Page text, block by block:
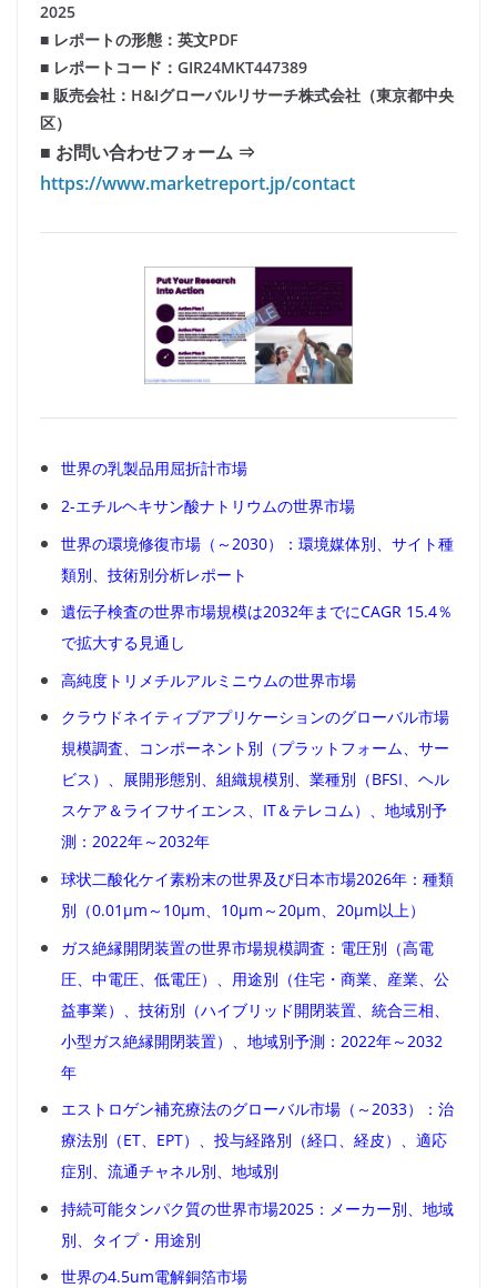
2025
■ レポートの形態：英文PDF
■ レポートコード：GIR24MKT447389
■ 販売会社：H&Iグローバルリサーチ株式会社（東京都中央
区）
■ お問い合わせフォーム ⇒
https://www.marketreport.jp/contact
世界の乳製品用屈折計市場
2-エチルヘキサン酸ナトリウムの世界市場
世界の環境修復市場（～2030）：環境媒体別、サイト種
類別、技術別分析レポート
遺伝子検査の世界市場規模は2032年までにCAGR 15.4％
で拡大する見通し
高純度トリメチルアルミニウムの世界市場
クラウドネイティブアプリケーションのグローバル市場
規模調査、コンポーネント別（プラットフォーム、サー
ビス）、展開形態別、組織規模別、業種別（BFSI、ヘル
スケア＆ライフサイエンス、IT＆テレコム）、地域別予
測：2022年～2032年
球状二酸化ケイ素粉末の世界及び日本市場2026年：種類
別（0.01μm～10μm、10μm～20μm、20μm以上）
ガス絶縁開閉装置の世界市場規模調査：電圧別（高電
圧、中電圧、低電圧）、用途別（住宅・商業、産業、公
益事業）、技術別（ハイブリッド開閉装置、統合三相、
小型ガス絶縁開閉装置）、地域別予測：2022年～2032
年
エストロゲン補充療法のグローバル市場（～2033）：治
療法別（ET、EPT）、投与経路別（経口、経皮）、適応
症別、流通チャネル別、地域別
持続可能タンパク質の世界市場2025：メーカー別、地域
別、タイプ・用途別
世界の4.5um電解銅箔市場